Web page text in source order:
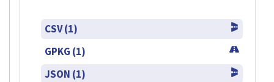
CSV (1)
GPKG (1)
JSON (1)